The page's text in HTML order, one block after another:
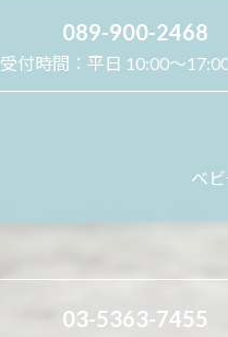
089-900-2468
受付時間：平日 10:00～
ベ
03-5363-7455